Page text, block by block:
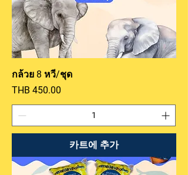
กล้วย 8 หวี/ชุด
가격
THB 450.00
카트에 추가